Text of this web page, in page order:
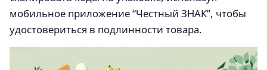
мобильное приложение “Честный ЗНАК”, чтобы
удостовериться в подлинности товара.